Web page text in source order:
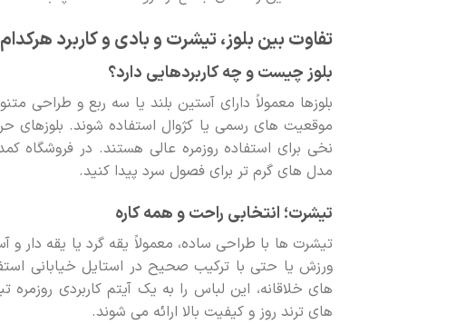
تفاوت بین بلوز، تیشرت و بادی و کاربرد هرکدام
بلوز چیست و چه کاربردهایی دارد؟
بلوزها معمولاً دارای آستین بلند یا سه ربع و
موقعیت های رسمی یا کژوال استفاده شوند. بلوزهای
نخی برای استفاده روزمره عالی هستند. در فروشگاه
مدل های گرم تر برای فصول سرد پیدا کنید.
تیشرت؛ انتخابی راحت و همه کاره
تیشرت ها با طراحی ساده، معمولاً یقه گرد یا یقه دار
ورزش یا حتی با ترکیب صحیح در استایل خیابانی
های خلاقانه، این لباس را به یک آیتم کاربردی
های ترند روز و کیفیت بالا ارائه می شوند.